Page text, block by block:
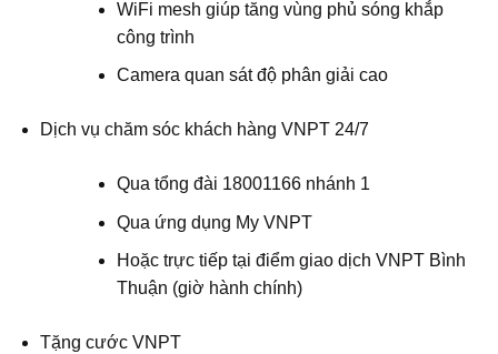
WiFi mesh giúp tăng vùng phủ sóng khắp
công trình
Camera quan sát độ phân giải cao
Dịch vụ chăm sóc khách hàng VNPT 24/7
Qua tổng đài 18001166 nhánh 1
Qua ứng dụng My VNPT
Hoặc trực tiếp tại điểm giao dịch VNPT Bình
Thuận (giờ hành chính)
Tặng cước VNPT